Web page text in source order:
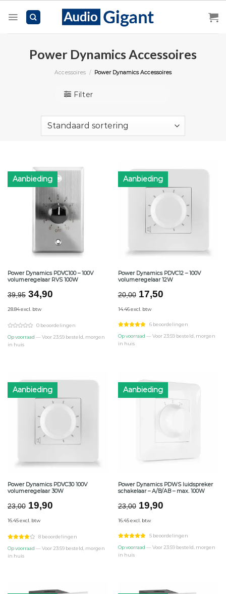
Power Dynamics Accessoires
Accessoires / Power Dynamics Accessoires
Filter
Aanbieding
Power Dynamics PDVC100 – 100V
volumeregelaar RVS 100W
39,95 Oorspronkelijke
was:
€39,95.
34,90Huidige
€34,90.
28.84 excl. btw
0 beoordelingen
Op voorraad — Voor 23:59 besteld, morgen
in huis
Aanbieding
Power Dynamics PDVC12 – 100V
volumeregelaar 12W
20,00 Oorspronkelijke
was:
€20,00.
17,50Huidige
€17,50.
14.46 excl. btw
6 beoordelingen
Op voorraad — Voor 23:59 besteld, morgen
in huis
Aanbieding
Power Dynamics PDVC30 100V
volumeregelaar 30W
23,00 Oorspronkelijke
was:
€23,00.
19,90Huidige
€19,90.
16.45 excl. btw
8 beoordelingen
Op voorraad — Voor 23:59 besteld, morgen
in huis
Aanbieding
Power Dynamics PDWS luidspreker
schakelaar – A/B/AB – max. 100W
23,00 Oorspronkelijke
was:
€23,00.
19,90Huidige
€19,90.
16.45 excl. btw
5 beoordelingen
Op voorraad — Voor 23:59 besteld, morgen
in huis